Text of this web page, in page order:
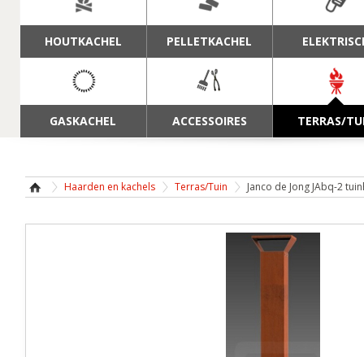
HOUTKACHEL PELLETKACHEL
GASKACHEL ACCESSOIRES TERRAS/
Haarden en kachels Terras/Tuin Janco de Jong JAbq-2